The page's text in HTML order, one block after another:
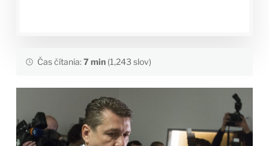
Čas čítania:7 min(1,243 slov)